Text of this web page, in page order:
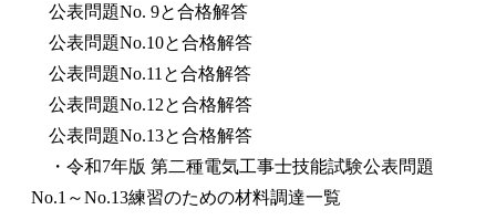
公表問題No. 9と合格解答
公表問題No.10と合格解答
公表問題No.11と合格解答
公表問題No.12と合格解答
公表問題No.13と合格解答
・令和7年版 第二種電気工事士技能試験公表問題
No.1～No.13練習のための材料調達一覧